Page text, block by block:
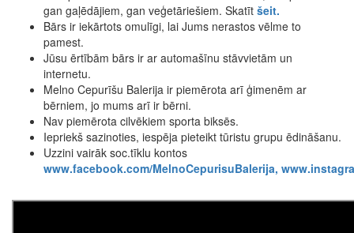
gan gaļēdājiem, gan veģetāriešiem. Skatīt šeit.
Bārs ir iekārtots omulīgi, lai Jums nerastos vēlme to
pamest.
Jūsu ērtībām bārs ir ar automašīnu stāvvietām un
internetu.
Melno Cepurīšu Balerija ir piemērota arī ģimenēm ar
bērniem, jo mums arī ir bērni.
Nav piemērota cilvēkiem sporta biksēs.
Iepriekš sazinoties, iespēja pieteikt tūristu grupu ēdināšanu.
Uzzini vairāk soc.tīklu kontos
www.facebook.com/MelnoCepurisuBalerija,